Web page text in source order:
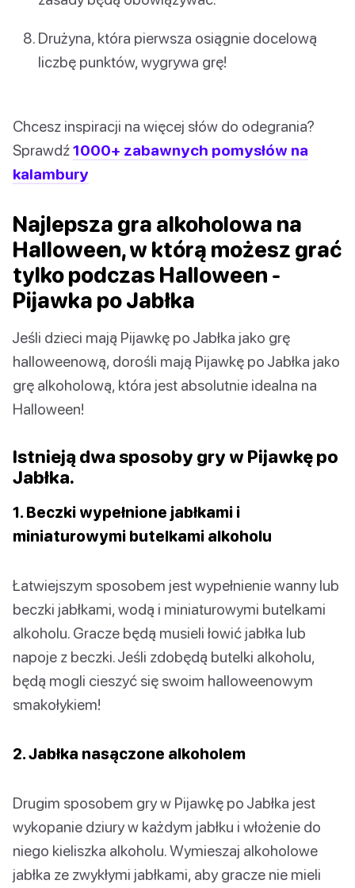
Drużyna, która pierwsza osiągnie docelową
liczbę punktów, wygrywa grę!
Chcesz inspiracji na więcej słów do odegrania?
Sprawdź1000+ zabawnych pomysłów na
kalambury
Najlepsza gra alkoholowa na
Halloween, w którą możesz grać
tylko podczas Halloween -
Pijawka po Jabłka
Jeśli dzieci mają Pijawkę po Jabłka jako grę
halloweenową, dorośli mają Pijawkę po Jabłka jako
grę alkoholową, która jest absolutnie idealna na
Halloween!
Istnieją dwa sposoby gry w Pijawkę po
Jabłka.
1. Beczki wypełnione jabłkami i
miniaturowymi butelkami alkoholu
Łatwiejszym sposobem jest wypełnienie wanny lub
beczki jabłkami, wodą i miniaturowymi butelkami
alkoholu. Gracze będą musieli łowić jabłka lub
napoje z beczki. Jeśli zdobędą butelki alkoholu,
będą mogli cieszyć się swoim halloweenowym
smakołykiem!
2. Jabłka nasączone alkoholem
Drugim sposobem gry w Pijawkę po Jabłka jest
wykopanie dziury w każdym jabłku i włożenie do
niego kieliszka alkoholu. Wymieszaj alkoholowe
jabłka ze zwykłymi jabłkami, aby gracze nie mieli